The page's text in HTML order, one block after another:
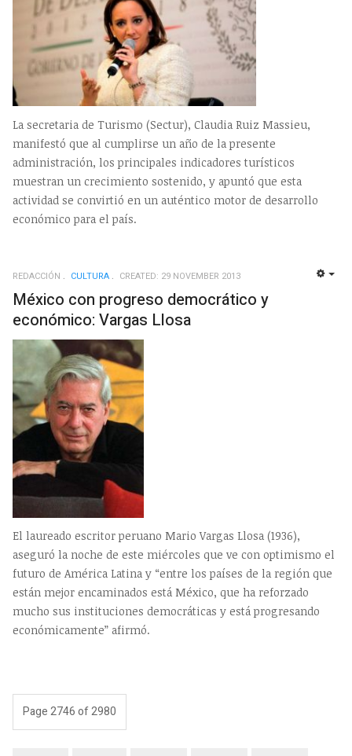
La secretaria de Turismo (Sectur), Claudia Ruiz Massieu,
manifestó que al cumplirse un año de la presente
administración, los principales indicadores turísticos
muestran un crecimiento sostenido, y apuntó que esta
actividad se convirtió en un auténtico motor de desarrollo
económico para el país.
REDACCIÓN CULTURA CREATED: 29 NOVEMBER 2013
México con progreso democrático y
económico: Vargas Llosa
El laureado escritor peruano Mario Vargas Llosa (1936),
aseguró la noche de este miércoles que ve con optimismo el
futuro de América Latina y “entre los países de la región que
están mejor encaminados está México, que ha reforzado
mucho sus instituciones democráticas y está progresando
económicamente” afirmó.
Page 2746 of 2980